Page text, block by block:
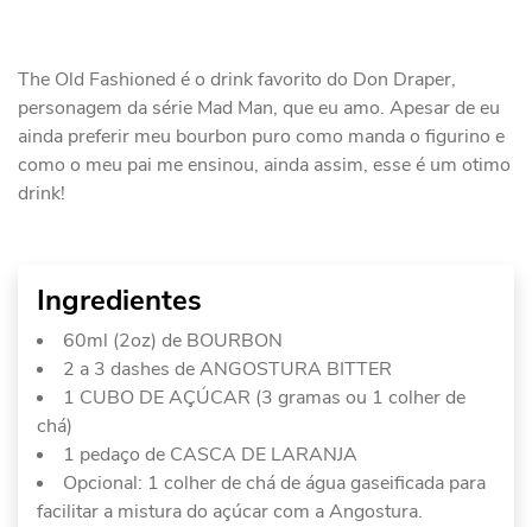
The Old Fashioned é o drink favorito do Don Draper,
personagem da série Mad Man, que eu amo. Apesar de eu
ainda preferir meu bourbon puro como manda o figurino e
como o meu pai me ensinou, ainda assim, esse é um otimo
drink!
Ingredientes
60ml (2oz) de BOURBON
2 a 3 dashes de ANGOSTURA BITTER
1 CUBO DE AÇÚCAR (3 gramas ou 1 colher de
chá)
1 pedaço de CASCA DE LARANJA
Opcional: 1 colher de chá de água gaseificada para
facilitar a mistura do açúcar com a Angostura.